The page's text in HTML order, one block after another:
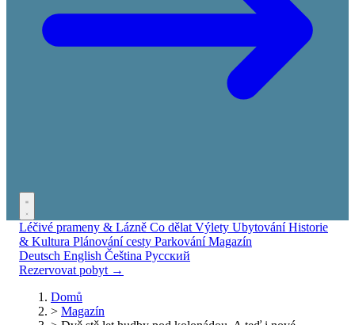
Léčivé prameny & Lázně Co dělat Výlety UbytováníHistorie
& Kultura Plánování cesty ParkováníMagazín
Deutsch English Čeština Русский
Rezervovat pobyt →
Domů
> Magazín